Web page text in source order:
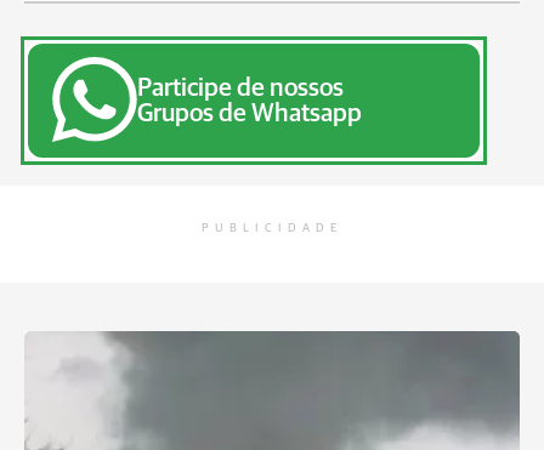
Participe de nossos
Grupos de Whatsapp
PUBLICIDADE